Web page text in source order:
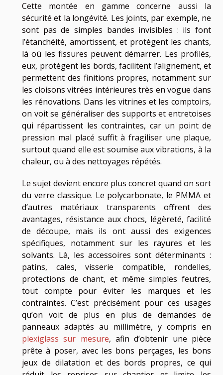
Cette montée en gamme concerne aussi la
sécurité et la longévité. Les joints, par exemple, ne
sont pas de simples bandes invisibles : ils font
l’étanchéité, amortissent, et protègent les chants,
là où les fissures peuvent démarrer. Les profilés,
eux, protègent les bords, facilitent l’alignement, et
permettent des finitions propres, notamment sur
les cloisons vitrées intérieures très en vogue dans
les rénovations. Dans les vitrines et les comptoirs,
on voit se généraliser des supports et entretoises
qui répartissent les contraintes, car un point de
pression mal placé suffit à fragiliser une plaque,
surtout quand elle est soumise aux vibrations, à la
chaleur, ou à des nettoyages répétés.
Le sujet devient encore plus concret quand on sort
du verre classique. Le polycarbonate, le PMMA et
d’autres matériaux transparents offrent des
avantages, résistance aux chocs, légèreté, facilité
de découpe, mais ils ont aussi des exigences
spécifiques, notamment sur les rayures et les
solvants. Là, les accessoires sont déterminants :
patins, cales, visserie compatible, rondelles,
protections de chant, et même simples feutres,
tout compte pour éviter les marques et les
contraintes. C’est précisément pour ces usages
qu’on voit de plus en plus de demandes de
panneaux adaptés au millimètre, y compris en
plexiglass sur mesure, afin d’obtenir une pièce
prête à poser, avec les bons perçages, les bons
jeux de dilatation et des bords propres, ce qui